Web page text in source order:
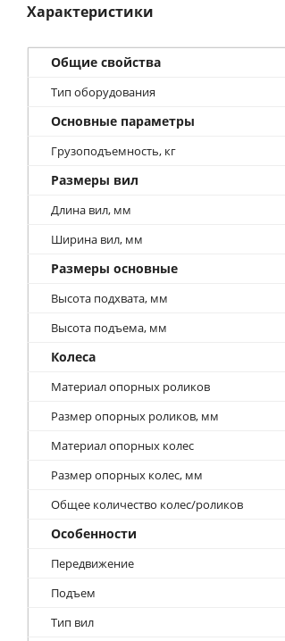
Характеристики
Общие свойства
Тип оборудования
Основные параметры
Грузоподъемность, кг
Размеры вил
Длина вил, мм
Ширина вил, мм
Размеры основные
Высота подхвата, мм
Высота подъема, мм
Колеса
Материал опорных роликов
Размер опорных роликов, мм
Материал опорных колес
Размер опорных колес, мм
Общее количество колес/роликов
Особенности
Передвижение
Подъем
Тип вил